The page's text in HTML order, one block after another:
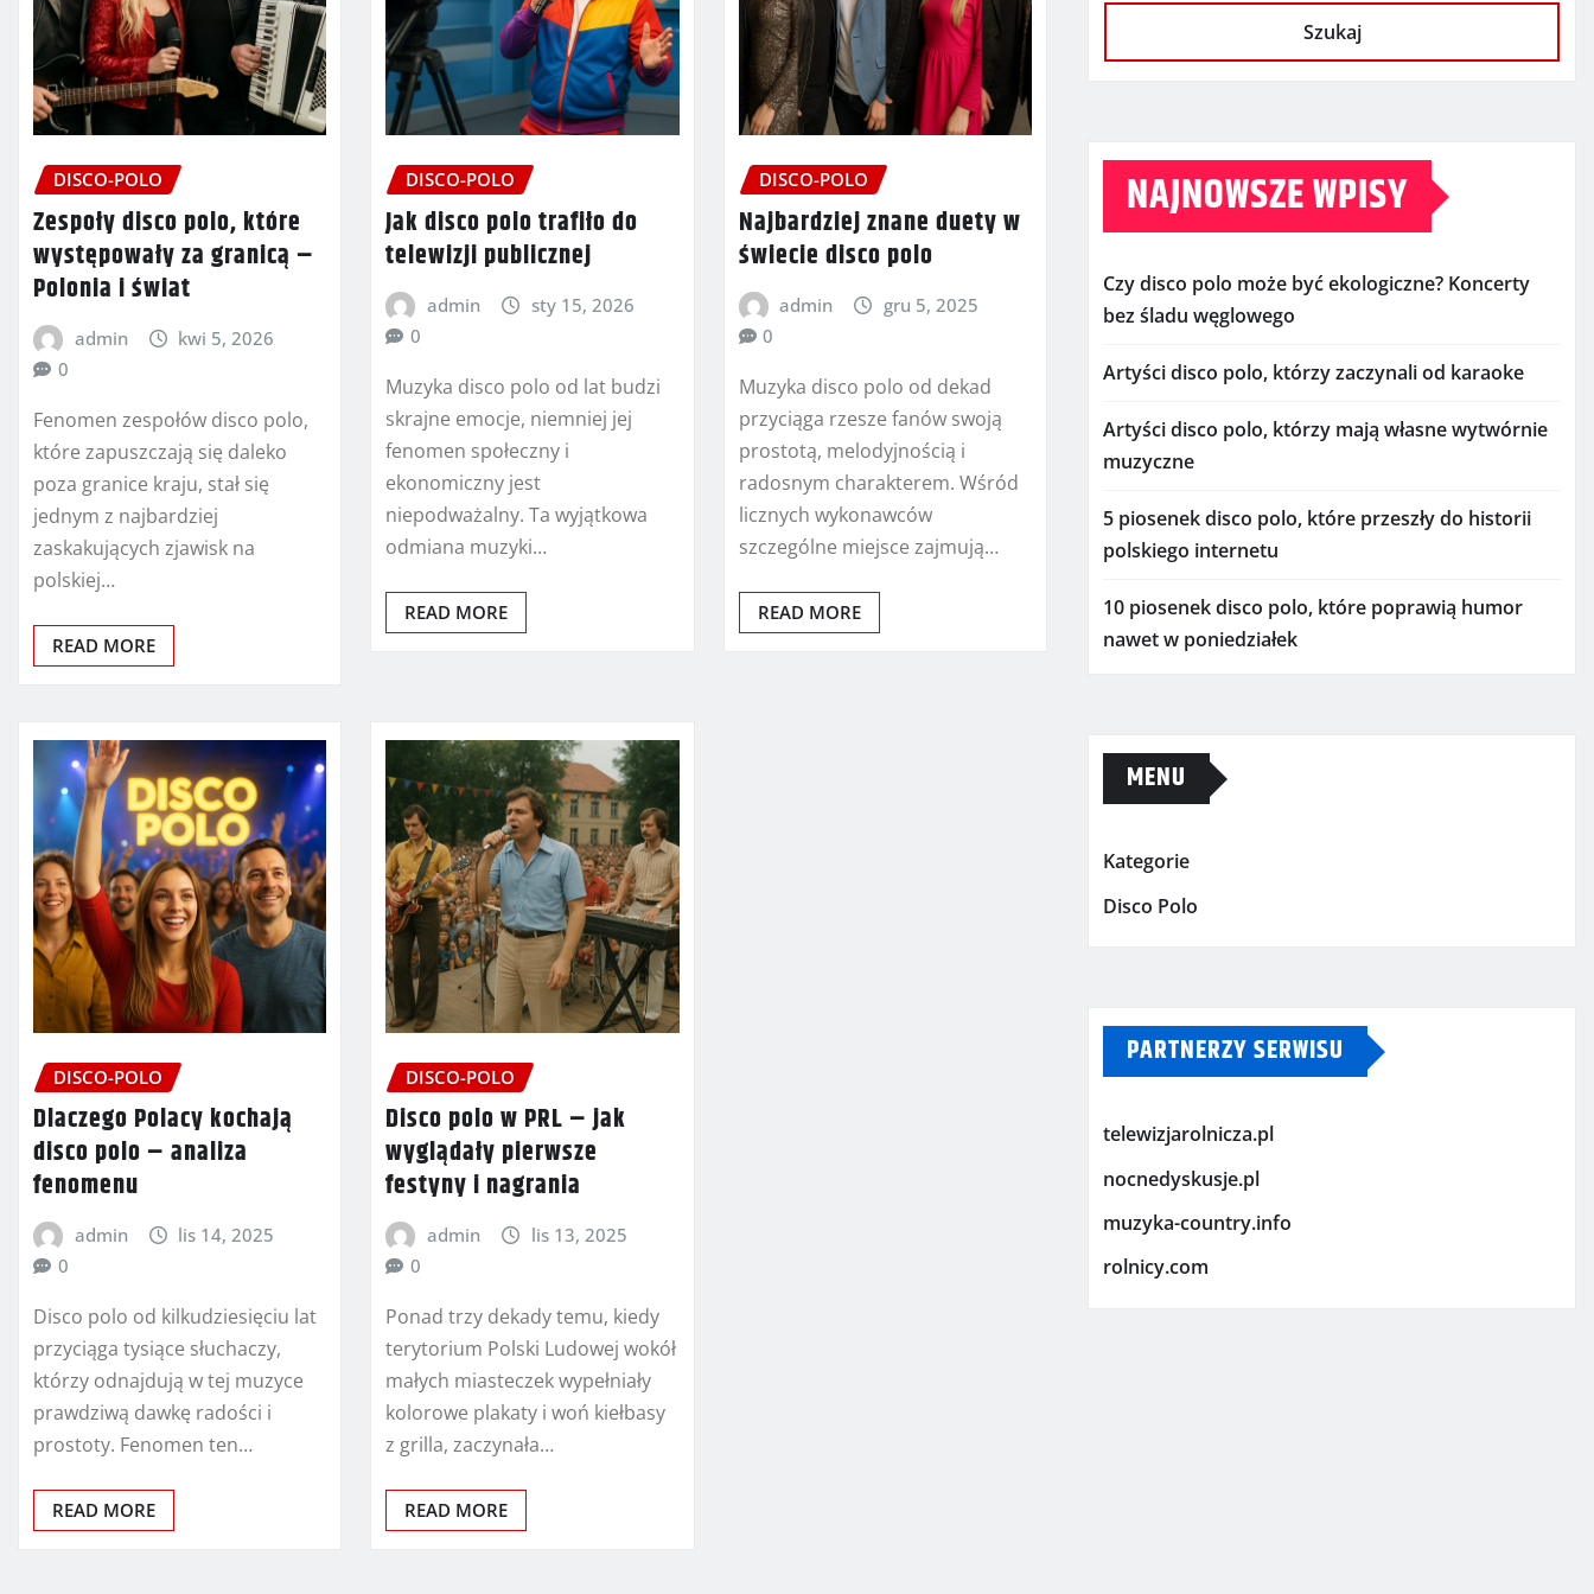
DISCO-POLO
Zespoły disco polo, które
występowały za granicą –
Polonia i świat
admin
kwi 5, 2026
0
Fenomen zespołów disco polo,
które zapuszczają się daleko
poza granice kraju, stał się
jednym z najbardziej
zaskakujących zjawisk na
polskiej…
READ MORE
DISCO-POLO
Jak disco polo trafiło do
telewizji publicznej
admin
sty 15, 2026
0
Muzyka disco polo od lat budzi
skrajne emocje, niemniej jej
fenomen społeczny i
ekonomiczny jest
niepodważalny. Ta wyjątkowa
odmiana muzyki…
READ MORE
DISCO-POLO
Najbardziej znane duety w
świecie disco polo
admin
gru 5, 2025
0
Muzyka disco polo od dekad
przyciąga rzesze fanów swoją
prostotą, melodyjnością i
radosnym charakterem. Wśród
licznych wykonawców
szczególne miejsce zajmują…
READ MORE
DISCO-POLO
Dlaczego Polacy kochają
disco polo – analiza
fenomenu
admin
lis 14, 2025
0
Disco polo od kilkudziesięciu lat
przyciąga tysiące słuchaczy,
którzy odnajdują w tej muzyce
prawdziwą dawkę radości i
prostoty. Fenomen ten…
READ MORE
DISCO-POLO
Disco polo w PRL – jak
wyglądały pierwsze
festyny i nagrania
admin
lis 13, 2025
0
Ponad trzy dekady temu, kiedy
terytorium Polski Ludowej wokół
małych miasteczek wypełniały
kolorowe plakaty i woń kiełbasy
z grilla, zaczynała…
READ MORE
Szukaj
NAJNOWSZE WPISY
Czy disco polo może być ekologiczne? Koncerty
bez śladu węglowego
Artyści disco polo, którzy zaczynali od karaoke
Artyści disco polo, którzy mają własne wytwórnie
muzyczne
5 piosenek disco polo, które przeszły do historii
polskiego internetu
10 piosenek disco polo, które poprawią humor
nawet w poniedziałek
MENU
Kategorie
Disco Polo
PARTNERZY SERWISU
telewizjarolnicza.pl
nocnedyskusje.pl
muzyka-country.info
rolnicy.com